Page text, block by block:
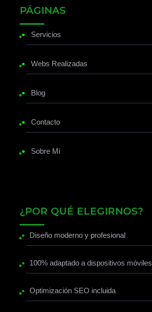
PÁGINAS
• Servicios
• Webs Realizadas
• Blog
• Contacto
• Sobre Mi
¿POR QUÉ ELEGIRNOS?
• Diseño moderno y profesional
• 100% adaptado a dispositivos móviles
• Optimización SEO incluida